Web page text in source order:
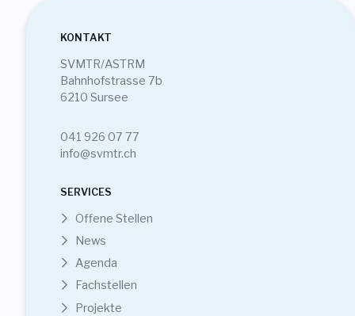
KONTAKT
SVMTR/ASTRM
Bahnhofstrasse 7b
6210 Sursee
041 926 07 77
info@svmtr.ch
SERVICES
Offene Stellen
News
Agenda
Fachstellen
Projekte